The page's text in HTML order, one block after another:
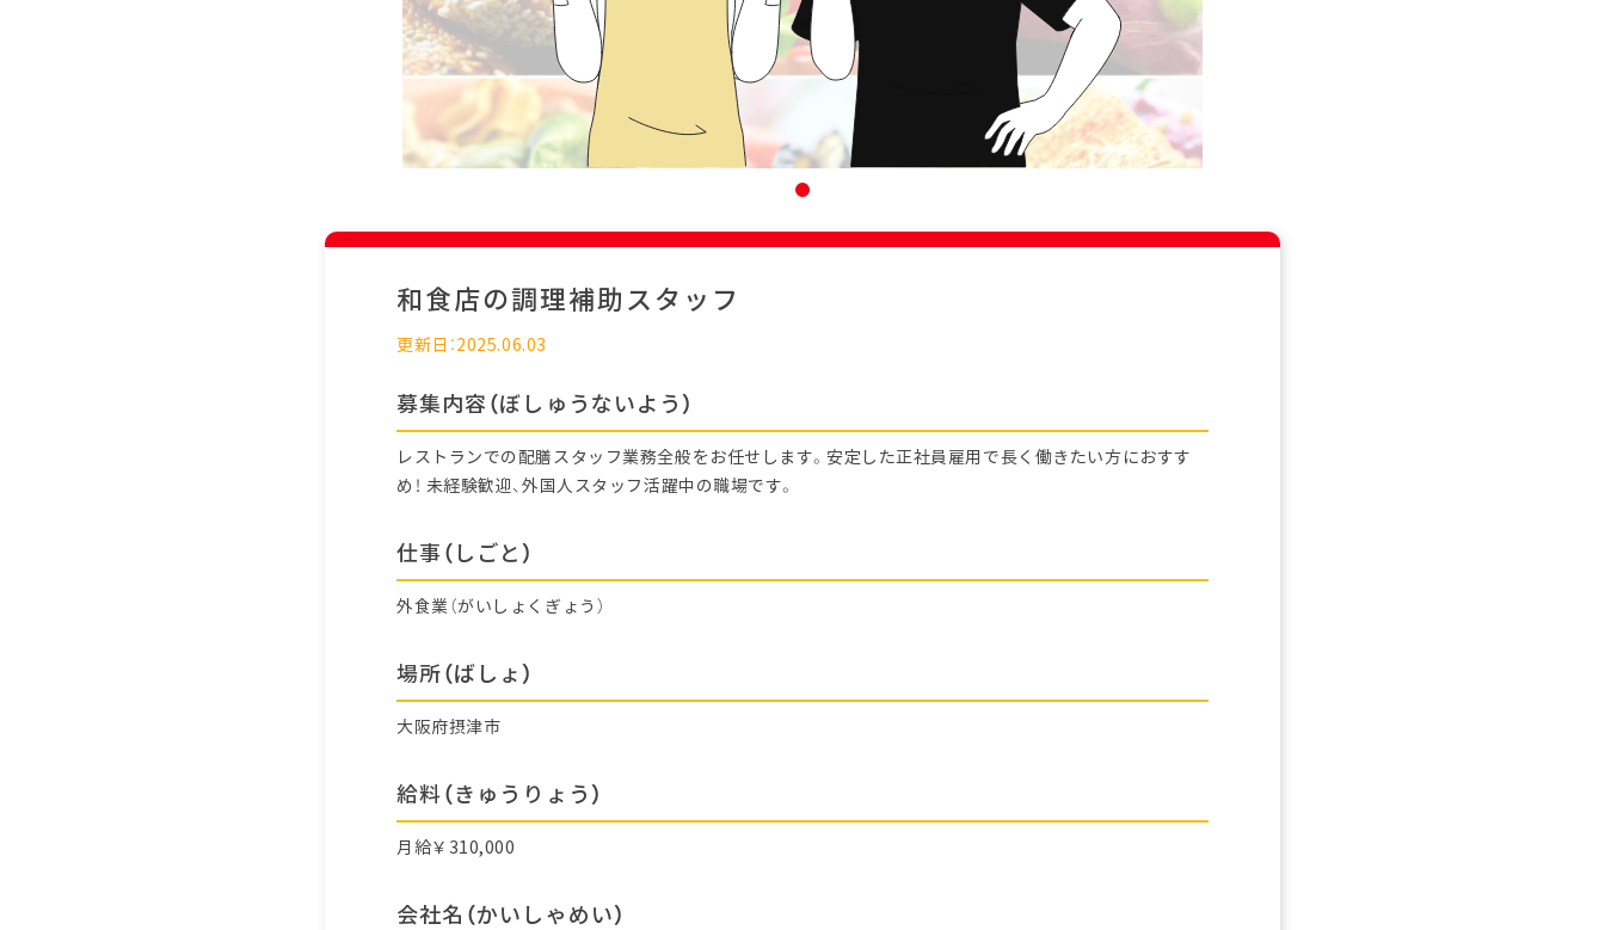
和食店の調理補助スタッフ
更新日：2025.06.03
募集内容（ぼしゅうないよう）
レストランでの配膳スタッフ業務全般をお任せします。安定した正社員雇用で長く働きたい方におすす
め！ 未経験歓迎、外国人スタッフ活躍中の職場です。
仕事（しごと）
外食業（がいしょくぎょう）
場所（ばしょ）
大阪府摂津市
給料（きゅうりょう）
月給￥310,000
会社名（かいしゃめい）